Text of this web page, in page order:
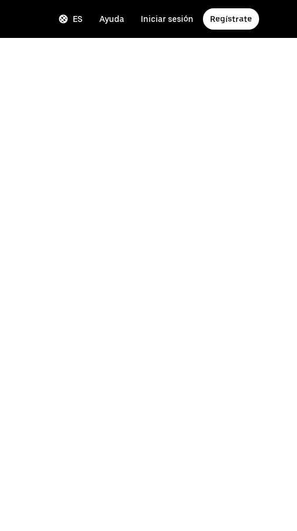
ES Ayuda Iniciar sesión Regístrate